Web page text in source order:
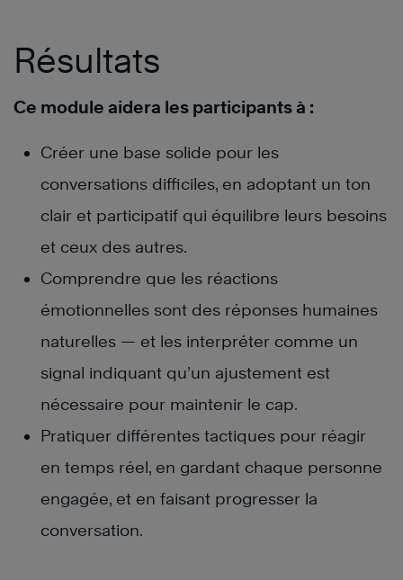
Résultats
Ce module aidera les participants à :
Créer une base solide pour les
conversations difficiles, en adoptant un ton
clair et participatif qui équilibre leurs besoins
et ceux des autres.
Comprendre que les réactions
émotionnelles sont des réponses humaines
naturelles — et les interpréter comme un
signal indiquant qu’un ajustement est
nécessaire pour maintenir le cap.
Pratiquer différentes tactiques pour réagir
en temps réel, en gardant chaque personne
engagée, et en faisant progresser la
conversation.